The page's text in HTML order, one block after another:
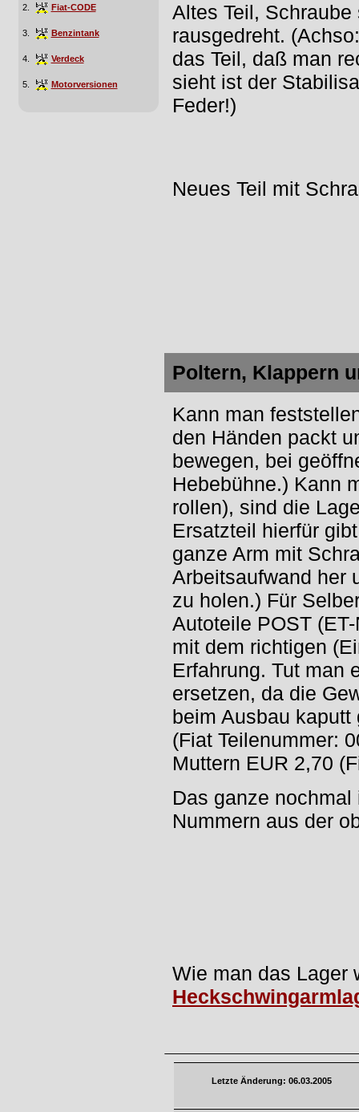
2. Fiat-CODE
3. Benzintank
4. Verdeck
5. Motorversionen
Altes Teil, Schraube
rausgedreht.
das Teil, daß man
sieht ist der
Feder!)
Neues Teil mit
Poltern, Klappern
Kann man
den Händen packt
bewegen, bei
Hebebühne.) Kann
rollen), sind die
Ersatzteil hierfür
ganze Arm mit
Arbeitsaufwand her
zu holen.) Für
Autoteile POST
mit dem richtigen
Erfahrung. Tut man
ersetzen, da die
beim Ausbau
(Fiat Teilenummer:
Muttern EUR 2,70
Das ganze
Nummern aus der
Wie man das Lager
Letzte Änderung: 06.03.2005